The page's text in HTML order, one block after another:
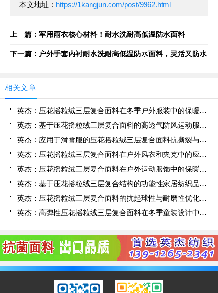
本文地址： https://1kangjun.com/post/9962.html
上一篇：军用雨衣核心材料！耐水洗耐高低温防水面料
下一篇：户外手套内衬耐水洗耐高低温防水面料，灵活又防水
相关文章
英杰：压花摇粒绒三层复合面料在冬季户外服装中的保暖性能优化研究
英杰：基于压花摇粒绒三层复合面料的高透气防风运动服饰开发
英杰：应用于滑雪服的压花摇粒绒三层复合面料抗撕裂与耐磨性提升技术
英杰：压花摇粒绒三层复合面料在户外风衣和夹克中的应用与性能
英杰：压花摇粒绒三层复合面料在户外运动服饰中的保暖与透气性能研究
英杰：基于压花摇粒绒三层复合结构的功能性家居纺织品开发与应用
英杰：压花摇粒绒三层复合面料的抗起球性与耐磨性优化技术分析
英杰：高弹性压花摇粒绒三层复合面料在冬季童装设计中的应用实践